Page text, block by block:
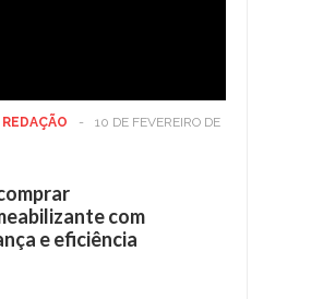
REDAÇÃO -
10 DE FEVEREIRO DE
com
e eficiência